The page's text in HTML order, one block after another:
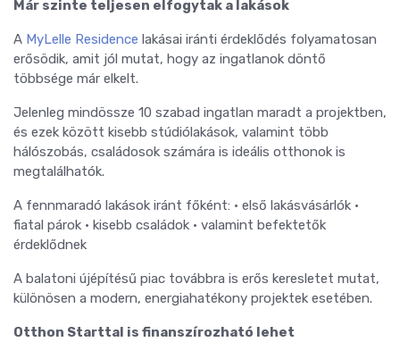
Már szinte teljesen elfogytak a lakások
A MyLelle Residence lakásai iránti érdeklődés folyamatosan
erősödik, amit jól mutat, hogy az ingatlanok döntő
többsége már elkelt.
Jelenleg mindössze 10 szabad ingatlan maradt a projektben,
és ezek között kisebb stúdiólakások, valamint több
hálószobás, családosok számára is ideális otthonok is
megtalálhatók.
A fennmaradó lakások iránt főként: • első lakásvásárlók •
fiatal párok • kisebb családok • valamint befektetők
érdeklődnek
A balatoni újépítésű piac továbbra is erős keresletet mutat,
különösen a modern, energiahatékony projektek esetében.
Otthon Starttal is finanszírozható lehet